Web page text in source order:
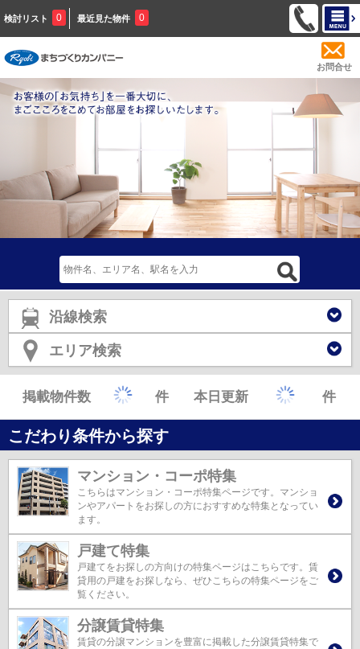
検討リスト 0 最近見た物件 0
お問合せ
沿線検索
エリア検索
掲載物件数 件 本日更新 件
こだわり条件から探す
マンション・コーポ特集
こちらはマンション・コーポ特集ページです。マンショ
ンやアパートをお探しの方におすすめな特集となってい
ます。
戸建て特集
戸建てをお探しの方向けの特集ページはこちらです。賃
貸用の戸建をお探しなら、ぜひこちらの特集ページをご
覧ください。
分譲賃貸特集
賃貸の分譲マンションを豊富に掲載した分譲賃貸特集で